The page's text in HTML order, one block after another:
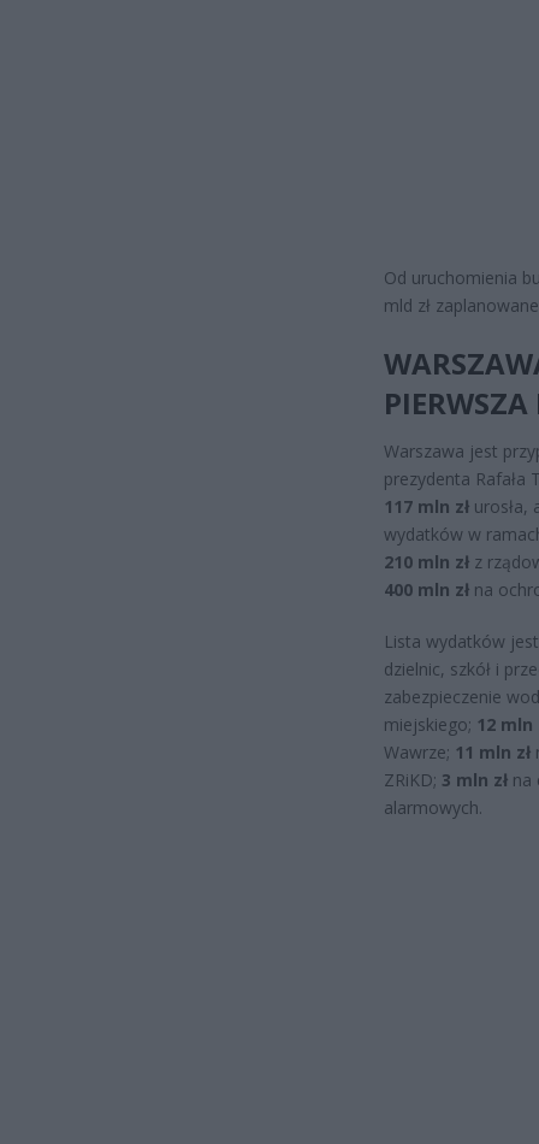
Od uruchomienia
mld zł
Warszawa jest
prezydenta Rafała
117 mln zł urosła,
wydatków w
210 mln zł z
400 mln zł na
Lista wydatków
dzielnic, szkół i
zabezpieczenie
miejskiego; 12 mln
Wawrze; 11 mln zł
ZRiKD; 3 mln zł na
alarmowych.